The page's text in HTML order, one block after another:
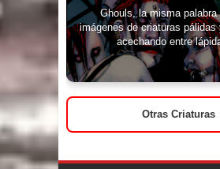
Ghouls, la misma palabra
imágenes de criaturas pálidas
acechando entre
Otras Criaturas